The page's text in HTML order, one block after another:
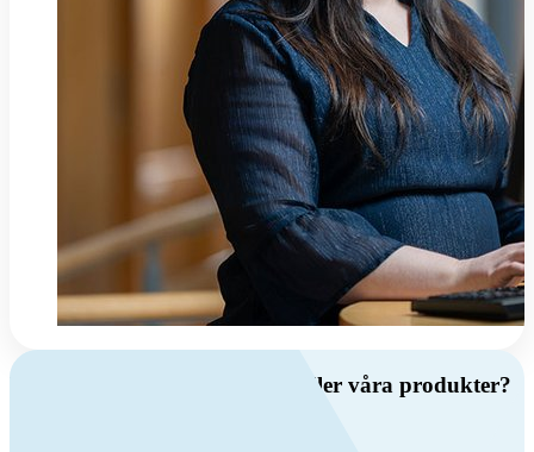
Har du frågor om ventilation eller våra produkter?